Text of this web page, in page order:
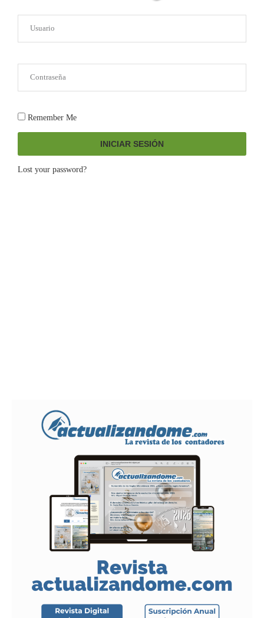
Remember Me
INICIAR SESIÓN
Lost your password?